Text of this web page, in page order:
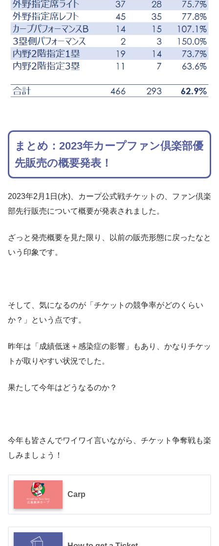
まとめ：2023年カープファン倶楽部優
先販売の概要発表！
2023年2月1日(水)、カープ公式戦チケットの、ファン倶楽
部先行販売について概要が発表されました。
ざっと発売概要を見た限り、以前の販売形態に戻ったなと
いう印象です。
そして、気になるのが「チケットの競争率がどのくらい
か？」という点です。
昨年は「成績低迷＋感染症の影響」もあり、かなりチケッ
トが取りやすい状況でした。
果たして今年はどうなるのか？
今年も皆さんでワイワイ言いながら、チケット争奪戦も楽
しみましょう！
Carp